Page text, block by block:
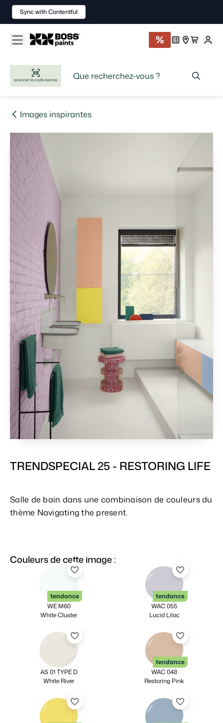
scanner le code-barres
Images inspirantes
TRENDSPECIAL 25 - RESTORING LIFE
Salle de bain dans une combinaison de couleurs du
thème Navigating the present.
Couleurs de cette image :
tendance
WE M60
White Cluster
tendance
WAC 055
Lucid Lilac
AS 01 TYPE D
White River
tendance
WAC 048
Restoring Pink
Sync with Contentful